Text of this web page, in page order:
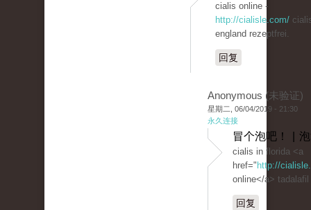
cialis online -
http://cialisle.com/
england rezeptfrei.
回复
Anonymous (未验证)
星期二, 06/04/2019 - 21:30
永久连接
冒个泡吧！ |
cialis in florida <a
href=" http://
online</a>
回复